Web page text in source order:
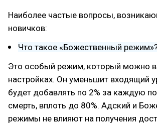
Наиболее частые вопросы,
новичков:
Что такое «Божественный
Это особый режим, который можно
настройках. Он уменьшит входящий
будет добавлять по 2% за каждую
смерть, вплоть до 80%. Адский и
режимы не влияют на получения